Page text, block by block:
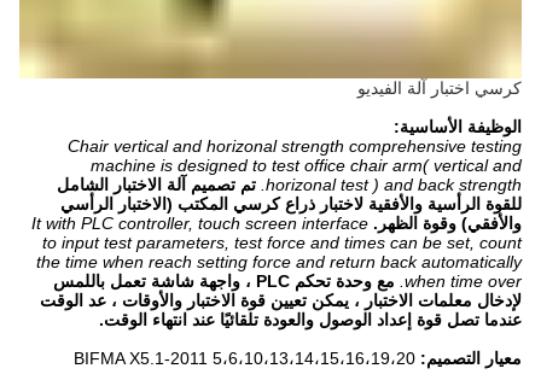
كرسي اختبار آلة الفيديو
الوظيفة الأساسية:
Chair vertical and horizonal strength comprehensive testing
machine is designed to test office chair arm( vertical and
horizonal test ) and back strength. تم تصميم آلة الاختبار الشامل
للقوة الرأسية والأفقية لاختبار ذراع كرسي المكتب (الاختبار الرأسي
والأفقي) وقوة الظهر. It with PLC controller, touch screen interface
to input test parameters, test force and times can be set, count
the time when reach setting force and return back automatically
when time over.
مع وحدة تحكم PLC ، واجهة شاشة تعمل باللمس
لإدخال معلمات الاختبار ، يمكن تعيين قوة الاختبار والأوقات ، عد الوقت
عندما تصل قوة إعداد الوصول والعودة تلقائيًا عند انتهاء الوقت.
معيار التصميم: BIFMA X5.1-2011 5،6،10،13،14،15،16،19،20